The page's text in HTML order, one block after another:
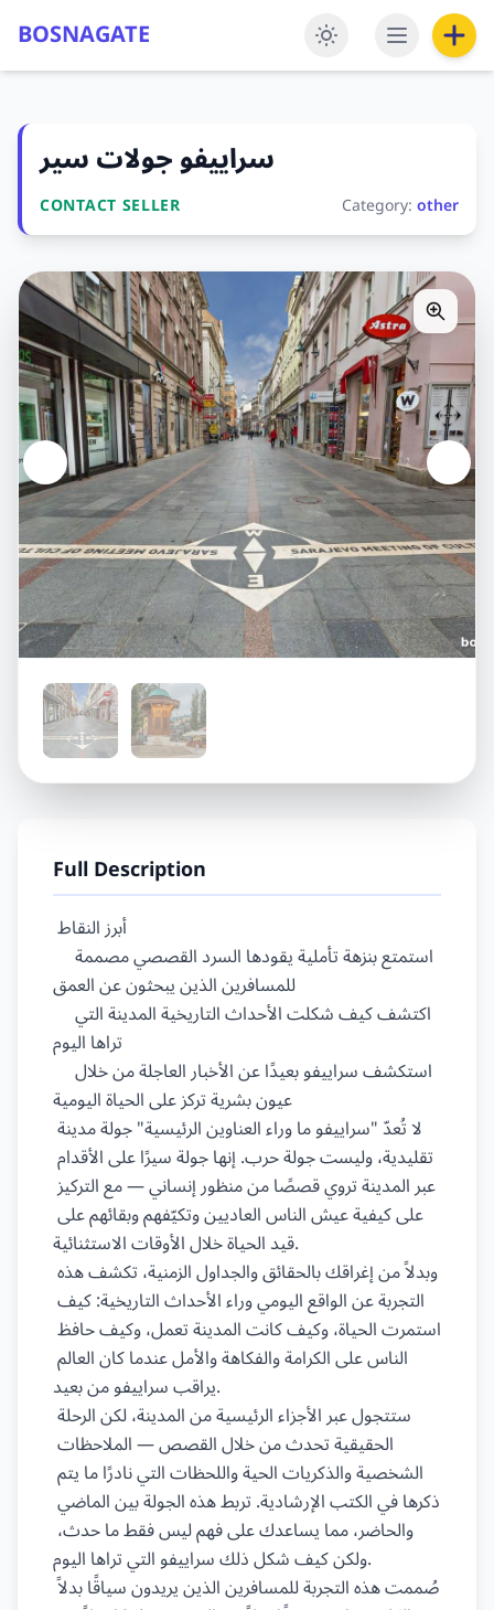
BOSNAGATE
سراييفو جولات سير
CONTACT SELLER Category:other
Full Description
للمسافرين الذين يبحثون عن العمق
تراها اليوم
عيون بشرية تركز على الحياة اليومية
عبر المدينة تروي قصصًا من منظور إنساني — مع التركيز
قيد الحياة خلال الأوقات الاستثنائية.
يراقب سراييفو من بعيد.
ولكن كيف شكل ذلك سراييفو التي تراها اليوم.
صُممت هذه التجربة للمسافرين الذين يريدون سياقًا بدلاً